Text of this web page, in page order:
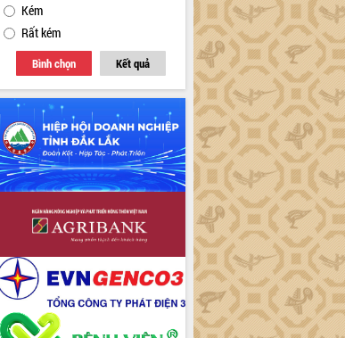
Kém
Rất kém
Bình chọn Kết quả